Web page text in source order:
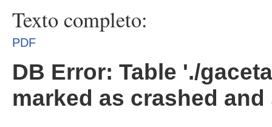
Texto completo:
PDF
DB Error: Table './
marked as crashed